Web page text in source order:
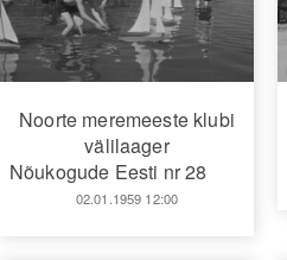
Noorte meremeeste klubi
välilaager
Nõukogude Eesti nr 28
02.01.1959 12:00